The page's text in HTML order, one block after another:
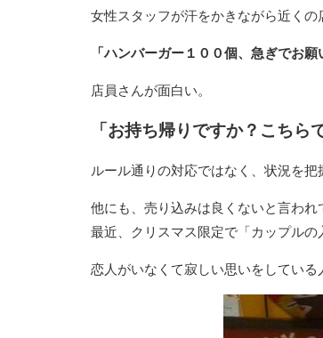
女性スタッフが汗をかきながら近くの
「ハンバーガー１００個、急ぎでお願
店員さんが面白い。
「お持ち帰りですか？こちら
ルール通りの対応ではなく、状況を
他にも、売り込みは良くないと言われ
最近、クリスマス限定で「カップルの
恋人がいなくて寂しい思いをしている